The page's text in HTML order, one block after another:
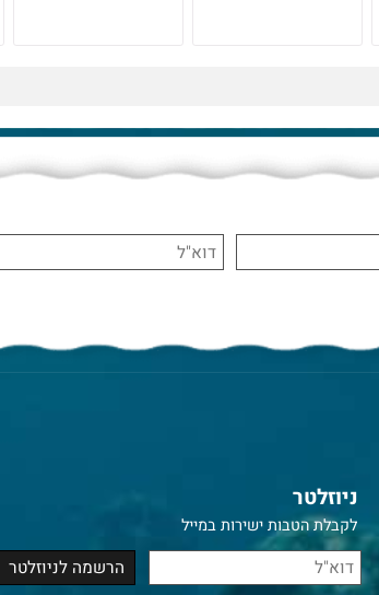
הטבות ישירות במייל